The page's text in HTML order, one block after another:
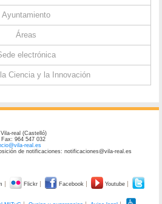
Ayuntamiento
Áreas
electrónica
Ciencia y la Innovación
real (Castelló)
964 547 032
real.es
de notificaciones: notificaciones@vila-real.es
Flickr Facebook Youtube